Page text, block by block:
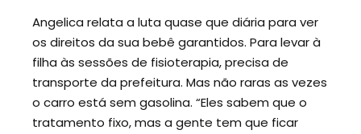
Angelica relata a luta quase que diária para ver
os direitos da sua bebê garantidos. Para levar à
filha às sessões de fisioterapia, precisa de
transporte da prefeitura. Mas não raras as vezes
o carro está sem gasolina. “Eles sabem que o
tratamento fixo, mas a gente tem que ficar